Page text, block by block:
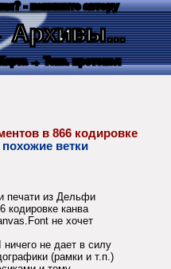
- напишите автору
Архивы...
→ Текс. протокол
в 866 кодировке
похожие ветки
печати из Дельфи
кодировке канва
не хочет
не дает в силу
(рамки и т.п.)